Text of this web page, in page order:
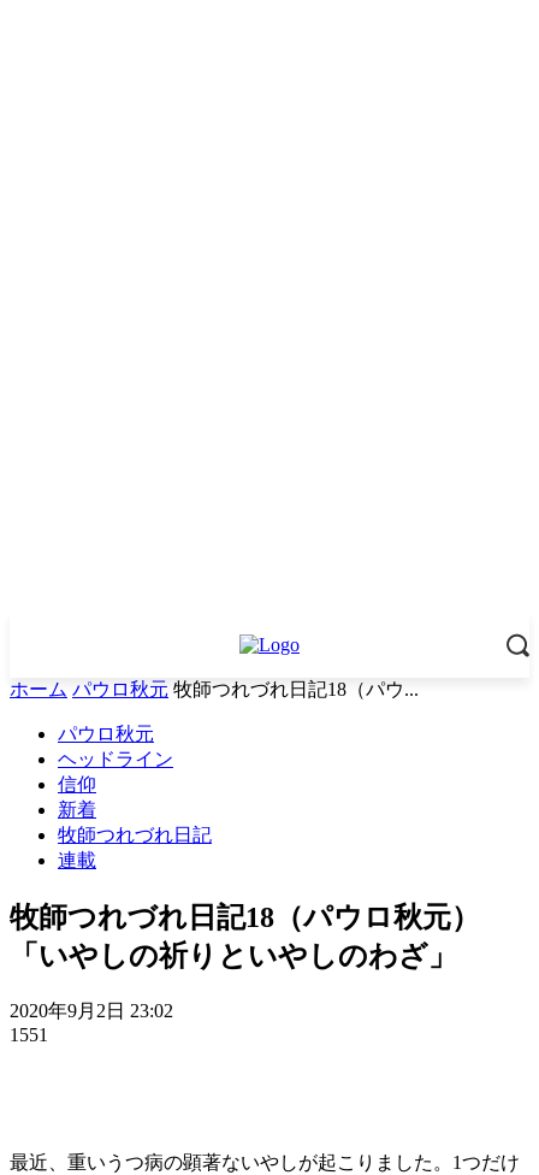
ホーム パウロ秋元 牧師つれづれ日記18（パウ...
パウロ秋元
ヘッドライン
信仰
新着
牧師つれづれ日記
連載
牧師つれづれ日記18（パウロ秋元）
「いやしの祈りといやしのわざ」
2020年9月2日 23:02
1551
最近、重いうつ病の顕著ないやしが起こりました。1つだけ